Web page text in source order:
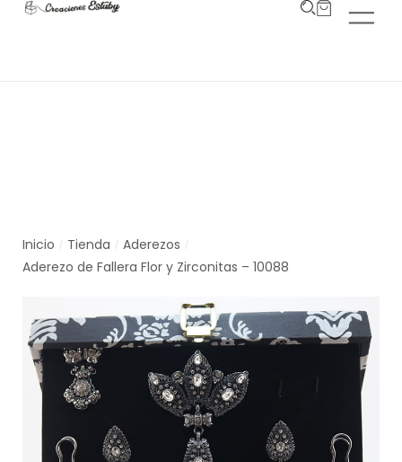
Inicio / Tienda / Aderezos /
Aderezo de Fallera Flor y Zirconitas – 10088